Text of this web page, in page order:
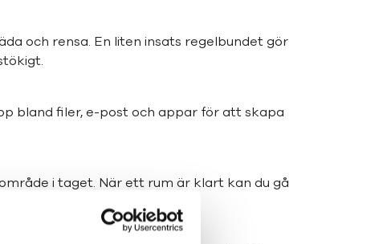
och rensa. En liten insats regelbundet gör
bland filer, e-post och appar för att skapa
i taget. När ett rum är klart kan du gå